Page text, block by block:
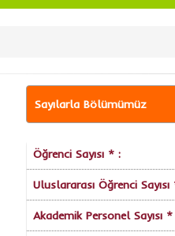
Sayılarla Bölümümüz
Öğrenci Sayısı * :
Uluslararası Öğrenci Sayısı
Akademik Personel Sayısı *